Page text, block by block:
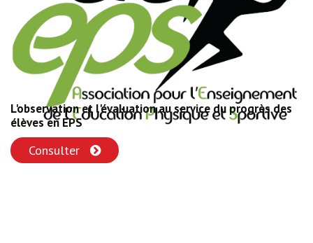
L'observation et l'évaluation au service du progrès des
élèves en EPS
Consulter